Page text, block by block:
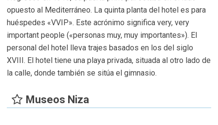
opuesto al Mediterráneo. La quinta planta del hotel es para
huéspedes «VVIP». Este acrónimo significa very, very
important people («personas muy, muy importantes»). El
personal del hotel lleva trajes basados en los del siglo
XVIII. El hotel tiene una playa privada, situada al otro lado de
la calle, donde también se sitúa el gimnasio.
Museos Niza